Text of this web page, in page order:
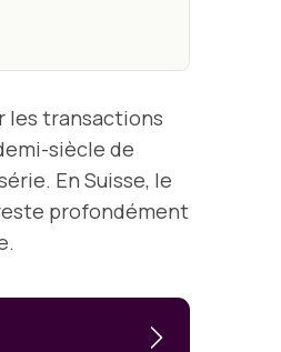
les transactions
siècle de
En Suisse, le
profondément